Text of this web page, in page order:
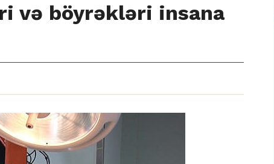
və böyrəkləri insana